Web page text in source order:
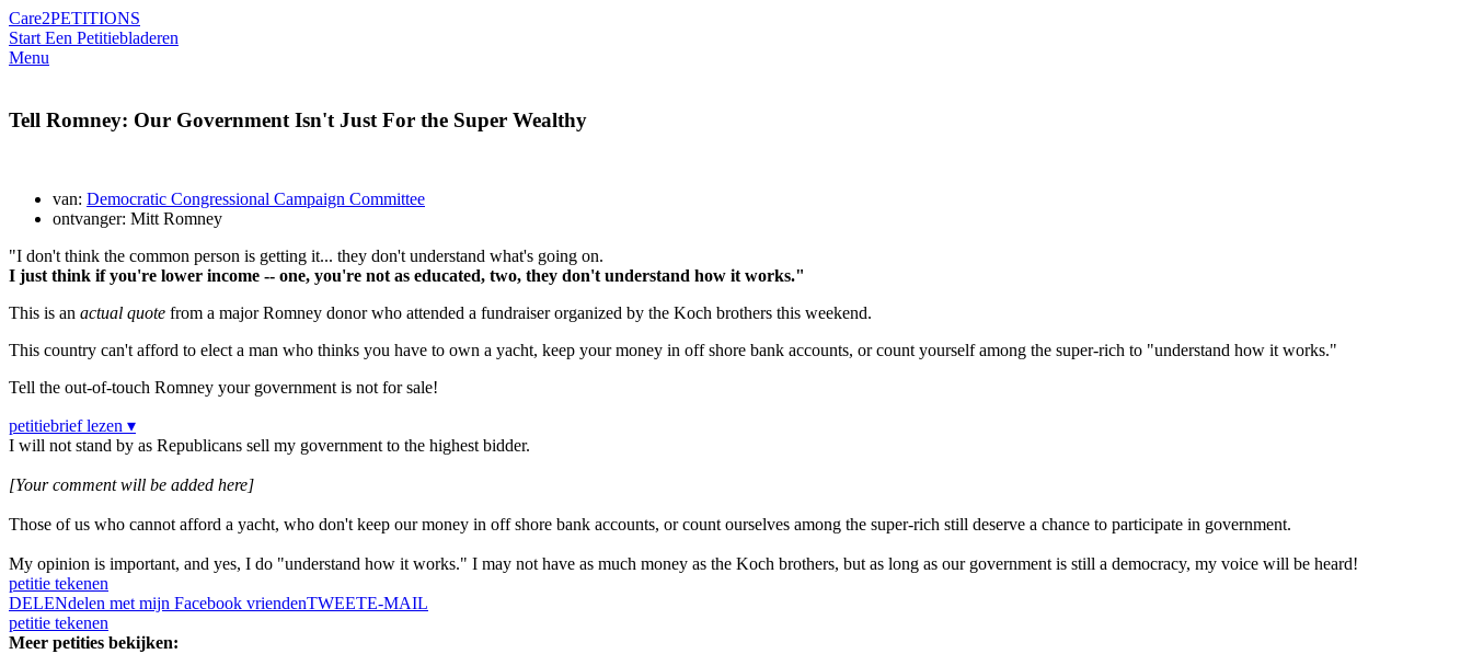
Care2PETITIONS
Start Een Petitiebladeren
Menu
Tell Romney: Our Government Isn't Just For the Super Wealthy
van: Democratic Congressional Campaign Committee
ontvanger: Mitt Romney
"I don't think the common person is getting it... they don't understand what's going on.
I just think if you're lower income -- one, you're not as educated, two, they don't understand how it works."
This is an actual quote from a major Romney donor who attended a fundraiser organized by the Koch brothers this weekend.
This country can't afford to elect a man who thinks you have to own a yacht, keep your money in off shore bank accounts, or count yourself among the super-rich to "understand how it works."
Tell the out-of-touch Romney your government is not for sale!
petitiebrief lezen ▾
I will not stand by as Republicans sell my government to the highest bidder.
[Your comment will be added here]
Those of us who cannot afford a yacht, who don't keep our money in off shore bank accounts, or count ourselves among the super-rich still deserve a chance to participate in government.
My opinion is important, and yes, I do "understand how it works." I may not have as much money as the Koch brothers, but as long as our government is still a democracy, my voice will be heard!
petitie tekenen
DELENdelen met mijn Facebook vriendenTWEETE-MAIL
petitie tekenen
Meer petities bekijken: